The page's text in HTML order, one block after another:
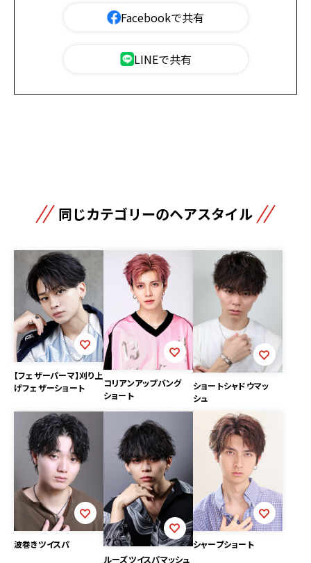
Facebookで共有
LINEで共有
同じカテゴリーのヘアスタイル
【フェザーパーマ】刈り上
げフェザーショート
コリアンアップバング
ショート
ショートシャドウマッ
シュ
波巻きツイスパ
ルーズツイスパマッシュ
シャープショート